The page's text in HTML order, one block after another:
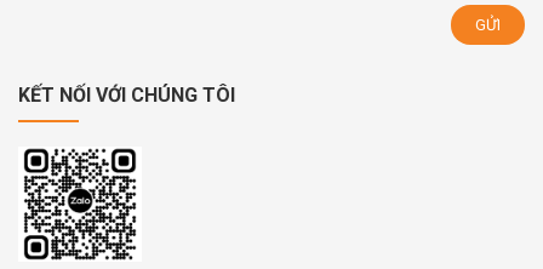
KẾT NỐI VỚI CHÚNG TÔI